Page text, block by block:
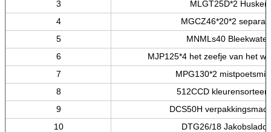
3
MLGT25D*2 Husker
4
MGCZ46*20*2
5
MNMLs40 Bleekwater
6
MJP125*4 het zeefje van het
7
MPG130*2
8
512CCD
9
DCS50H
10
DTG26/18